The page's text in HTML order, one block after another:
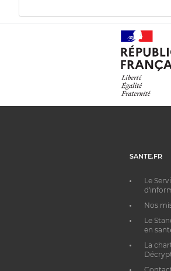
SANTE.FR
Le
Nos
Le
en
La